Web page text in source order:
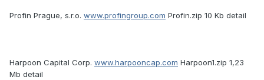
Profin Prague, s.r.o. www.profingroup.com Profin.zip 10 Kb detail
Harpoon Capital Corp. www.harpooncap.com Harpoon1.zip 1,23
Mb detail